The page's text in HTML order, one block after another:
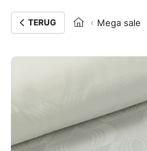
TERUG Mega sale